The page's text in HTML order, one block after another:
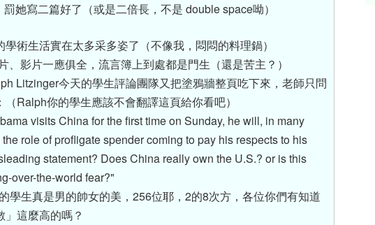
她寫二篇好了（或是二倍長，不是 double space呦）
術生活實在太多采多姿了（不像我，悶悶的料理鍋）
、影片一應俱全，流言簿上到處都是門生（還是苦主？）
Litzinger今天的學生評論團隊又把塗鴉牆整頁吃下來，老師只問
Ralph你的學生應該不會翻譯這頁給你看吧）
visits China for the first time on Sunday, he will, in many
role of profligate spender coming to pay his respects to his
statement? Does China really own the U.S.? or is this
over-the-world fear?"
學生真是男的帥女的美，256位耶，2的8次方，各位你們有知道
這麼高的嗎？